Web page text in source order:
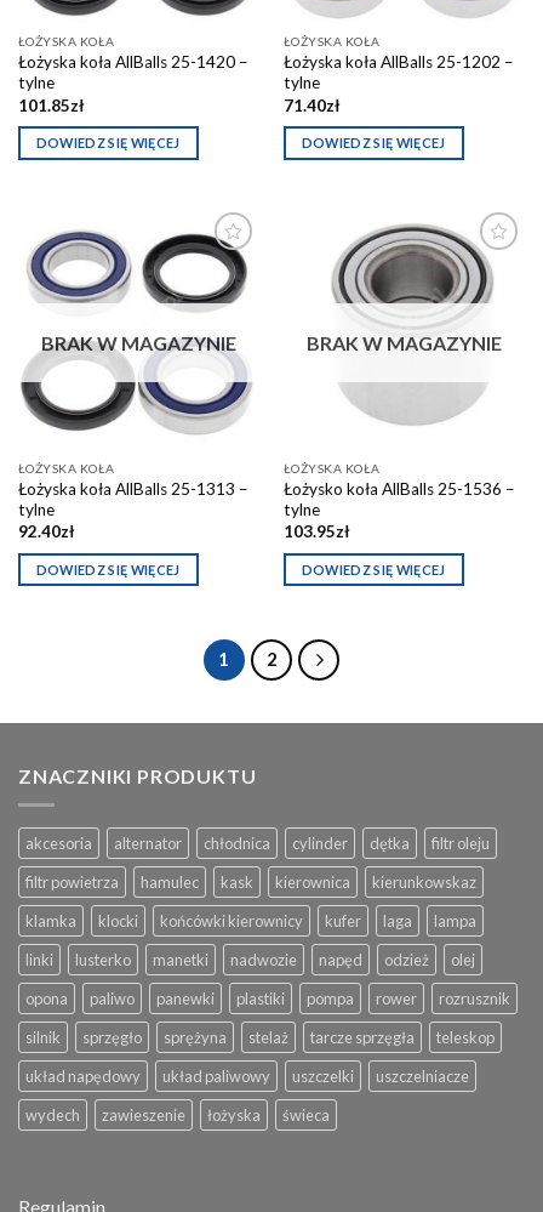
ŁOŻYSKA KOŁA
Łożyska koła AllBalls 25-1420 –
tylne
101.85zł
DOWIEDZ SIĘ WIĘCEJ
ŁOŻYSKA KOŁA
Łożyska koła AllBalls 25-1202 –
tylne
71.40zł
DOWIEDZ SIĘ WIĘCEJ
Dodaj do
BRAK W MAGAZYNIE
ŁOŻYSKA KOŁA
Łożyska koła AllBalls 25-1313 –
tylne
92.40zł
DOWIEDZ SIĘ WIĘCEJ
Dodaj do
BRAK W MAGAZYNIE
ŁOŻYSKA KOŁA
Łożysko koła AllBalls 25-1536 –
tylne
103.95zł
DOWIEDZ SIĘ WIĘCEJ
1 2
ZNACZNIKI PRODUKTU
akcesoria alternator chłodnica cylinder dętka
filtr oleju
filtr powietrza
hamulec kask kierownica
kierunkowskaz
klamka
klocki końcówki kierownicy kufer laga
lampa
linki
lusterko manetki nadwozie napęd odzież
olej
opona
paliwo panewki plastiki pompa rower
rozrusznik
silnik
sprzęgło sprężyna stelaż tarcze sprzęgła
teleskop
układ napędowy
układ paliwowy uszczelki
uszczelniacze
wydech
zawieszenie łożyska świeca
Regulamin